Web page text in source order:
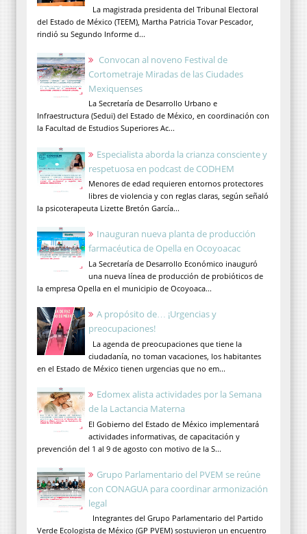
La magistrada presidenta del Tribunal Electoral
del Estado de México (TEEM), Martha Patricia Tovar Pescador,
rindió su Segundo Informe d...
Convocan al noveno Festival de
Cortometraje Miradas de las Ciudades
Mexiquenses
La Secretaría de Desarrollo Urbano e
Infraestructura (Sedui) del Estado de México, en coordinación con
la Facultad de Estudios Superiores Ac...
Especialista aborda la crianza consciente y
respetuosa en podcast de CODHEM
Menores de edad requieren entornos protectores
libres de violencia y con reglas claras, según señaló
la psicoterapeuta Lizette Bretón García...
Inauguran nueva planta de producción
farmacéutica de Opella en Ocoyoacac
La Secretaría de Desarrollo Económico inauguró
una nueva línea de producción de probióticos de
la empresa Opella en el municipio de Ocoyoaca...
A propósito de… ¡Urgencias y
preocupaciones!
La agenda de preocupaciones que tiene la
ciudadanía, no toman vacaciones, los habitantes
en el Estado de México tienen urgencias que no em...
Edomex alista actividades por la Semana
de la Lactancia Materna
El Gobierno del Estado de México implementará
actividades informativas, de capacitación y
prevención del 1 al 9 de agosto con motivo de la S...
Grupo Parlamentario del PVEM se reúne
con CONAGUA para coordinar armonización
legal
Integrantes del Grupo Parlamentario del Partido
Verde Ecologista de México (GP PVEM) sostuvieron un encuentro